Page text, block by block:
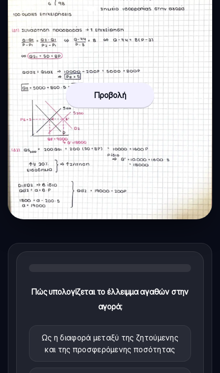
Προβολή
Πώς υπολογίζεται το έλλειμμα αγαθών στην
αγορά;
Ως η διαφορά μεταξύ της ζητούμενης
και της προσφερόμενης ποσότητας